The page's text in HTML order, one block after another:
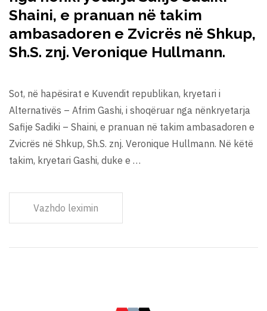
Shaini, e pranuan në takim
ambasadoren e Zvicrës në Shkup,
Sh.S. znj. Veronique Hullmann.
Sot, në hapësirat e Kuvendit republikan, kryetari i
Alternativës – Afrim Gashi, i shoqëruar nga nënkryetarja
Safije Sadiki – Shaini, e pranuan në takim ambasadoren e
Zvicrës në Shkup, Sh.S. znj. Veronique Hullmann. Në këtë
takim, kryetari Gashi, duke e …
Vazhdo leximin